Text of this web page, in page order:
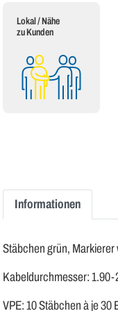
Lokal / Nähe
zu Kunden
Informationen
Stäbchen grün, Markierer
Kabeldurchmesser:
VPE: 10 Stäbchen à je 30